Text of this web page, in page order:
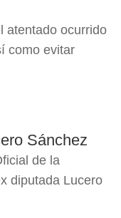
atentado ocurrido
como evitar
Sánchez
de la
diputada Lucero